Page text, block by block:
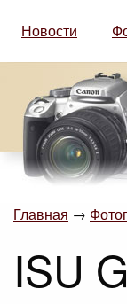
Новости
Главная →
ISU